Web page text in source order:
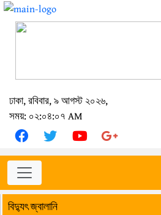
ঢাকা, রবিবার, ৯ আগস্ট ২০২৬,
সময়: ০২:০৪:০৭ AM
বিদ্যুৎ জ্বালানি